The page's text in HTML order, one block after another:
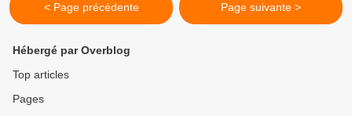
< Page précédente Page suivante >
Hébergé par Overblog
Top articles
Pages